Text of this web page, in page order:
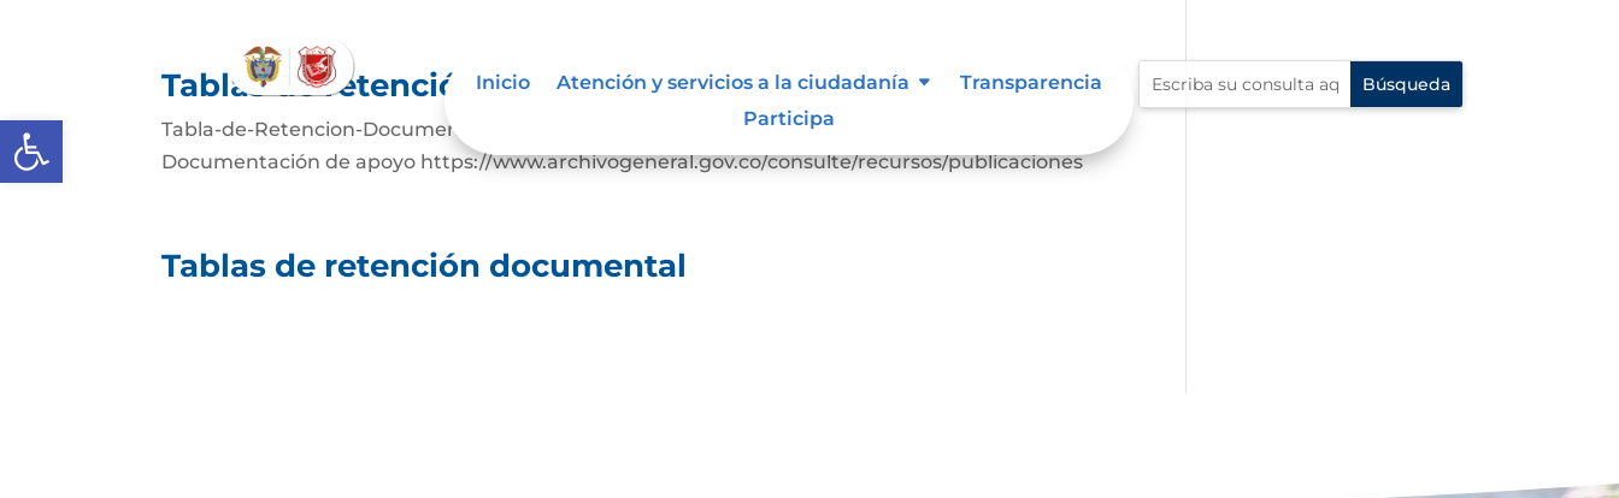
Abrir barra de herramientas
Inicio Atención y servicios a la ciudadanía
Transparencia
Participa
Tablas de retención documental
Tabla-de-Retencion-Documental (1)Descarga Cuadro-clasificacion-documentalDescarga
Documentación de apoyo https://www.archivogeneral.gov.co/consulte/recursos/publicaciones
Tablas de retención documental